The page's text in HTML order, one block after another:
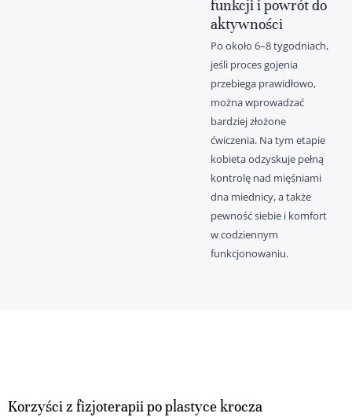
funkcji i powrót do
aktywności
Po około 6–8 tygodniach,
jeśli proces gojenia
przebiega prawidłowo,
można wprowadzać
bardziej złożone
ćwiczenia. Na tym etapie
kobieta odzyskuje pełną
kontrolę nad mięśniami
dna miednicy, a także
pewność siebie i komfort
w codziennym
funkcjonowaniu.
Korzyści z fizjoterapii po plastyce krocza